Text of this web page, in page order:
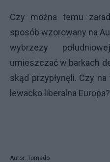
Czy można temu
sposób wzorowany na
wybrzezy
umieszczać w barkach
skąd przypłynęli. Czy
lewacko liberalna
Autor: Tornado